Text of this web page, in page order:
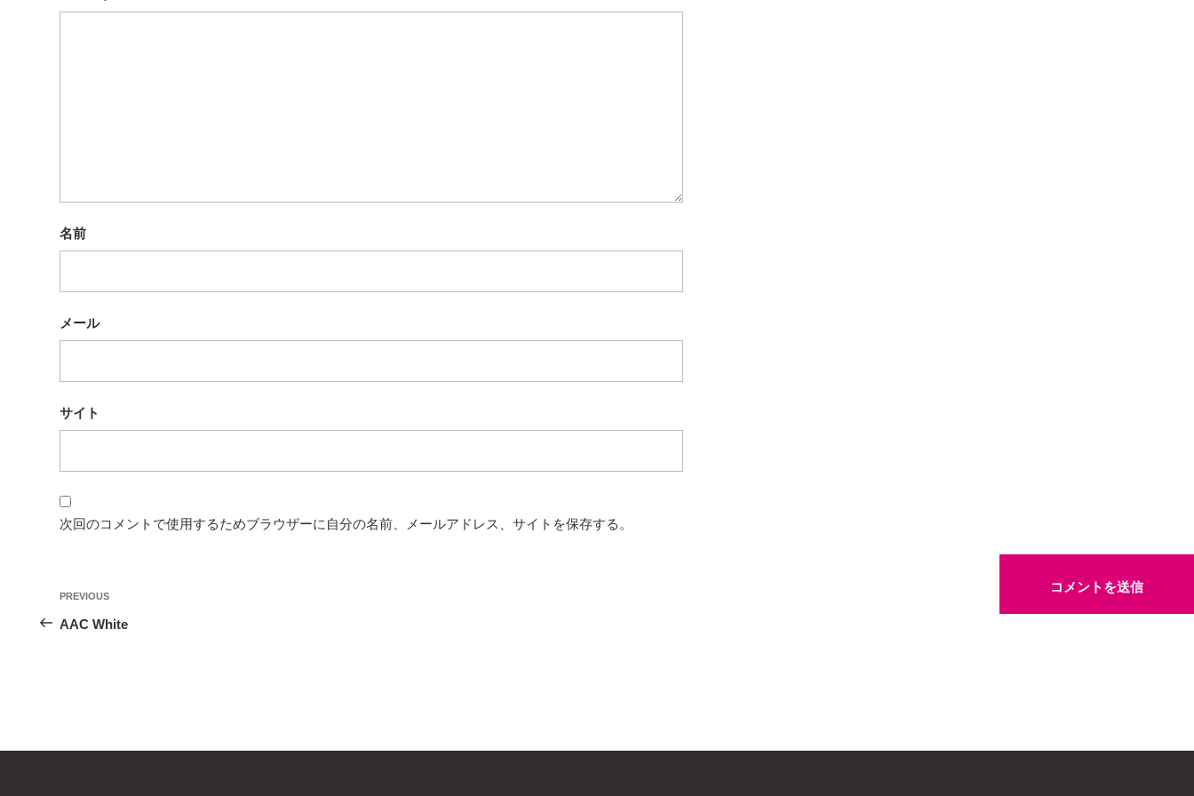
名前
メール
サイト
次回のコメントで使用するためブラウザーに自分の名前、メールアドレス、サイトを保存する。
投
稿
シ
Previous
Post
PREVIOUS
AAC White